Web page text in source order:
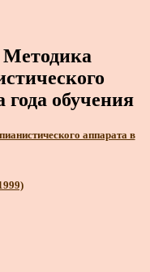
года обучения
аппарата в